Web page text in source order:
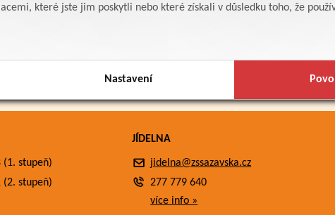
které jste jim poskytli nebo které získali v důsledku toho, že
Nastavení
(1. stupeň)
(2. stupeň)
JÍDELNA
jidelna@zssazavska.cz
277 779 640
více info »